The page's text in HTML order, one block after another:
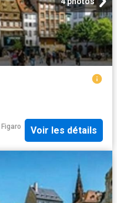
Figaro
Voir les détails